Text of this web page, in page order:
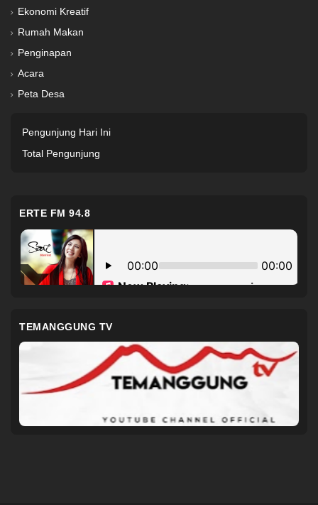
Ekonomi Kreatif
Rumah Makan
Penginapan
Acara
Peta Desa
Pengunjung Hari Ini
Total Pengunjung
ERTE FM 94.8
TEMANGGUNG TV